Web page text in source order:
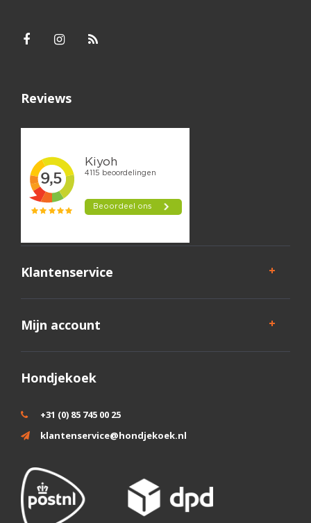
Reviews
Klantenservice
Mijn account
Hondjekoek
+31 (0) 85 745 00 25
klantenservice@hondjekoek.nl